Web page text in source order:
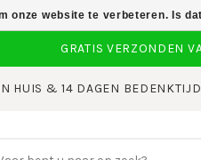
HUIS & 14 DAGEN BEDENKTIJD
onze website te verbeteren. Is